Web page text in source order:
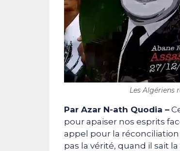
Les Algériens
Par Azar N-ath Quodia –
pour apaiser nos esprits
appel pour la
pas la vérité, quand il sait